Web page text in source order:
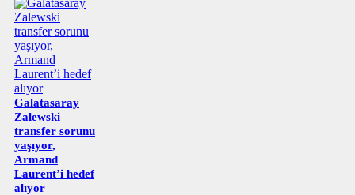
Galatasaray
Zalewski
transfer sorunu
yaşıyor,
Armand
Laurent’i hedef
alıyor